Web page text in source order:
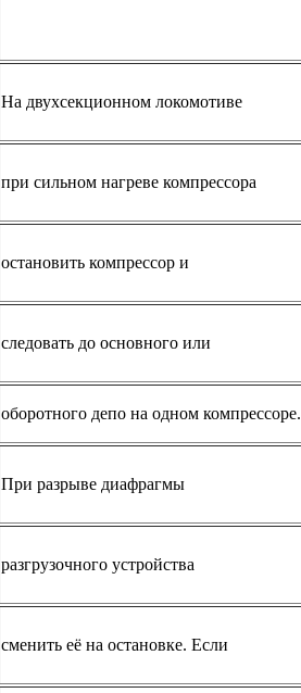
На двухсекционном локомотиве
при сильном нагреве компрессора
остановить компрессор и
следовать до основного или
оборотного депо на одном компрессоре.
При разрыве диафрагмы
разгрузочного устройства
сменить её на остановке. Если